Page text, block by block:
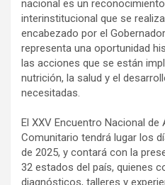
nacional es un
interinstitucional que se
encabezado por el
representa una oportunidad
las acciones que se están
nutrición, la salud y el
necesitadas.
El XXV Encuentro Nacional
Comunitario tendrá lugar los
de 2025, y contará con la
32 estados del país, quienes
diagnósticos, talleres y